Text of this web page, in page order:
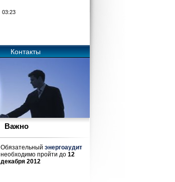
03:23
Контакты
Важно
Обязательный энергоаудит
необходимо пройти до 12
декабря 2012